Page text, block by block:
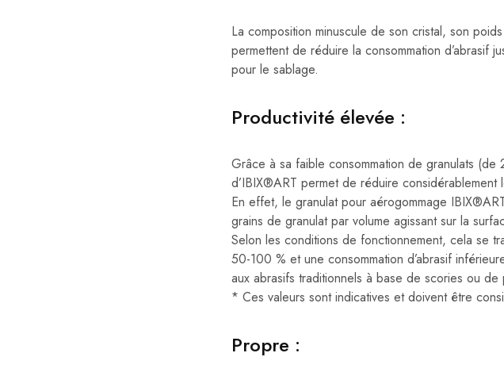
La composition minuscule de son cristal, son
permettent de réduire la consommation d’abrasif
pour le sablage.
Productivité élevée :
Grâce à sa faible consommation de granulats
d’IBIX®ART permet de réduire
En effet, le granulat pour aérogommage
grains de granulat par volume agissant sur la
Selon les conditions de fonctionnement, cela se
50-100 % et une consommation d’abrasif
aux abrasifs traditionnels à base de scories ou
* Ces valeurs sont indicatives et doivent être
Propre :